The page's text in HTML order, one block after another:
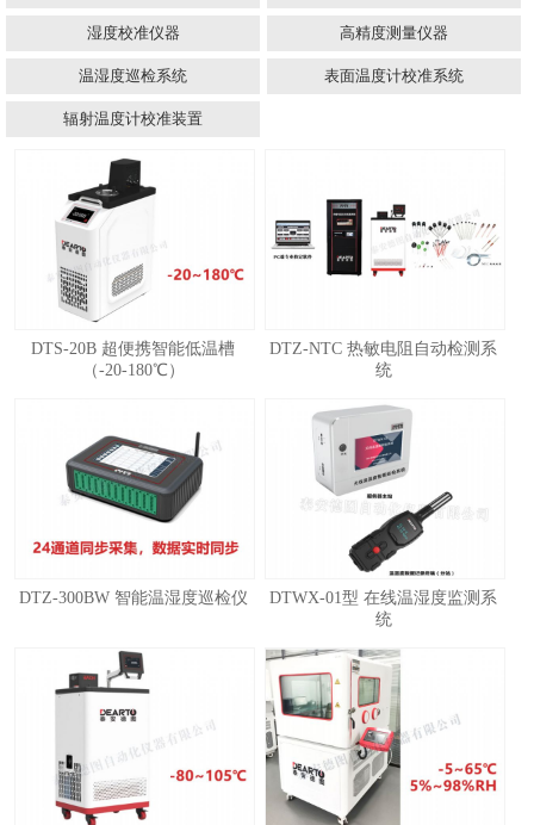
3 4
湿度校准仪器 高精度测量仪器
温湿度巡检系统 表面温度计校准系统
辐射温度计校准装置
DTS-20B 超便携智能低温槽
（-20-180℃）
DTZ-NTC 热敏电阻自动检测系
统
DTZ-300BW 智能温湿度巡检仪
DTWX-01型 在线温湿度监测系
统